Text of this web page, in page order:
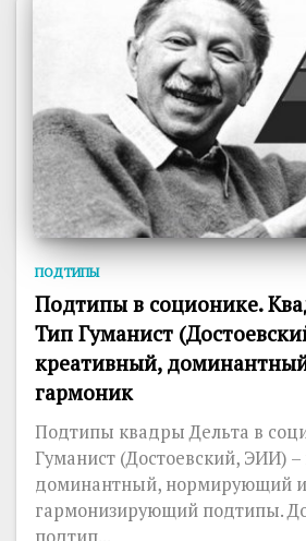
ПОДТИПЫ
Подтипы в соционике.
Тип Гуманист
креативный,
гармоник
Подтипы квадры Дельта в
Гуманист (Достоевский, ЭИИ)
доминантный, нормирующий и
гармонизирующий подтипы.